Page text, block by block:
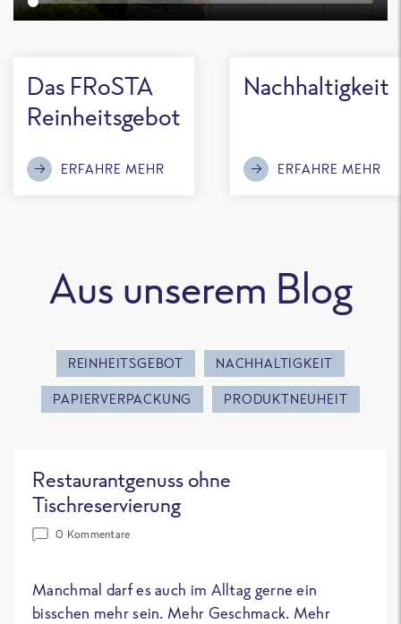
Das FRoSTA
Reinheitsgebot
ERFAHRE MEHR
Nachhaltigkeit
ERFAHRE MEHR
Aus unserem Blog
REINHEITSGEBOT NACHHALTIGKEIT
PAPIERVERPACKUNG PRODUKTNEUHEIT
Restaurantgenuss ohne
Tischreservierung
0 Kommentare
Manchmal darf es auch im Alltag gerne ein
bisschen mehr sein. Mehr Geschmack. Mehr